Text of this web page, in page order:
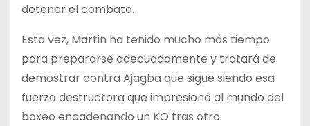
detener el combate.
Esta vez, Martin ha tenido mucho más tiempo
para prepararse adecuadamente y tratará de
demostrar contra Ajagba que sigue siendo esa
fuerza destructora que impresionó al mundo del
boxeo encadenando un KO tras otro.